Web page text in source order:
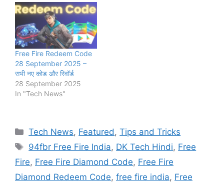
Free Fire Redeem Code
28 September 2025 –
सभी नए कोड और रिवॉर्ड
28 September 2025
In "Tech News"
Categories
Tech News, Featured,Tips and Tricks
Tags
94fbr Free Fire India, DK Tech Hindi, Free
Fire, Free Fire Diamond Code, Free Fire
Diamond Redeem Code, free fire india, Free